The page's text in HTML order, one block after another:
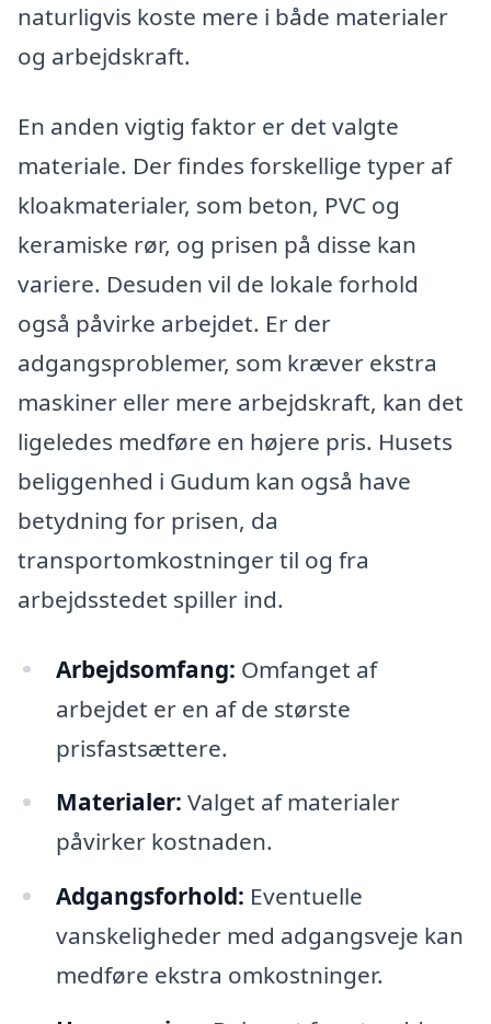
naturligvis koste mere i både materialer
og arbejdskraft.
En anden vigtig faktor er det valgte
materiale. Der findes forskellige typer af
kloakmaterialer, som beton, PVC og
keramiske rør, og prisen på disse kan
variere. Desuden vil de lokale forhold
også påvirke arbejdet. Er der
adgangsproblemer, som kræver ekstra
maskiner eller mere arbejdskraft, kan det
ligeledes medføre en højere pris. Husets
beliggenhed i Gudum kan også have
betydning for prisen, da
transportomkostninger til og fra
arbejdsstedet spiller ind.
Arbejdsomfang: Omfanget af
arbejdet er en af de største
prisfastsættere.
Materialer: Valget af materialer
påvirker kostnaden.
Adgangsforhold: Eventuelle
vanskeligheder med adgangsveje kan
medføre ekstra omkostninger.